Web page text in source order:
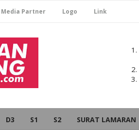
Media Partner Logo Link
D3 S1 S2 SURAT LAMARAN